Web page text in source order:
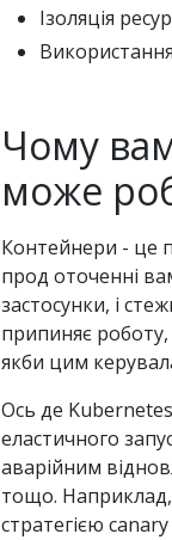
Ізоляція
Чому
може
Контейнери - це
прод оточенні
застосунки, і
припиняє
якби цим
Ось де
еластичного
аварійним
тощо.
стратегією